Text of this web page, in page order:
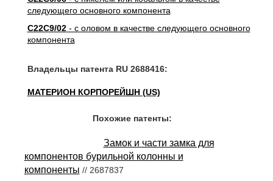
следующего основного компонента
C22C9/02- с оловом в качестве следующего основного
компонента
Владельцы патента RU 2688416:
МАТЕРИОН КОРПОРЕЙШН (US)
Похожие патенты:
Замок и части замка для
компонентов бурильной колонны и
компоненты // 2687837